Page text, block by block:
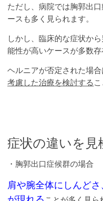
ただし、病院では胸郭出
ースも多く見られます。
しかし、臨床的な症状か
能性が高いケースが多数存
ヘルニアが否定された場合
考慮した治療を検討する
症状の違いを見
・胸郭出口症候群の場合
肩や腕全体にしんど